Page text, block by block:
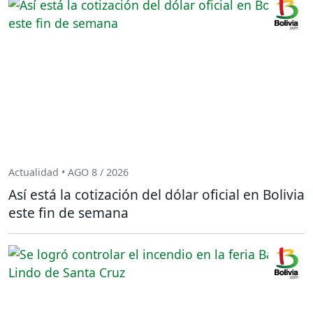
Actualidad • AGO 8 / 2026
Así está la cotización del dólar oficial en Bolivia
este fin de semana